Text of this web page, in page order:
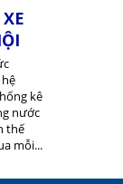
kê
nước
thế
mỗi...